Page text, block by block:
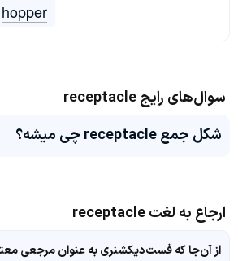
hopper
سوال‌های رایج receptacle
شکل جمع receptacle چی میشه؟
ارجاع به لغت receptacle
از آن‌جا که فست‌دیکشنری به عنوان مرجعی